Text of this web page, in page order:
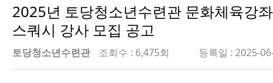
2025년 토당청소년수련관 문화체육강좌
스쿼시 강사 모집 공고
토당청소년수련관 조회수 : 6,475회 등록일 : 2025-